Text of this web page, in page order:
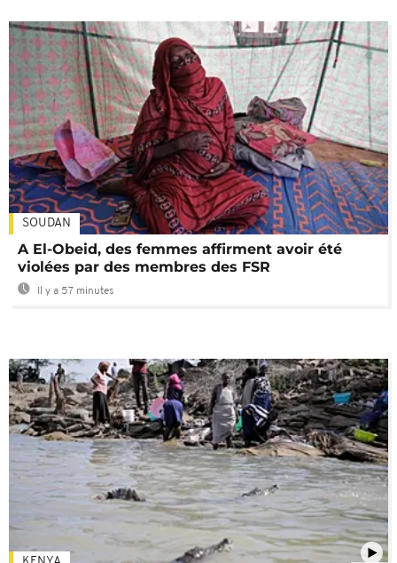
SOUDAN
A El-Obeid, des femmes affirment avoir été
violées par des membres des FSR
Il y a 57 minutes